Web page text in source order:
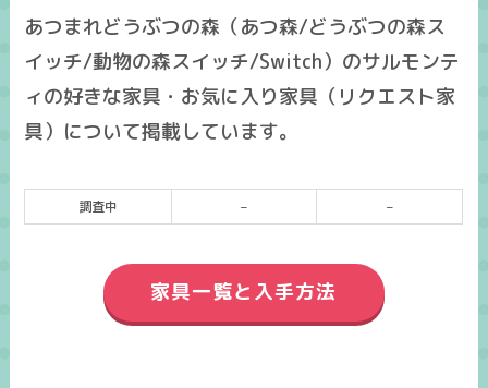
あつまれどうぶつの森（あつ森/どうぶつの森ス
イッチ/動物の森スイッチ/Switch）のサルモンテ
ィの好きな家具・お気に入り家具（リクエスト家
具）について掲載しています。
調査中 – –
家具一覧と入手方法